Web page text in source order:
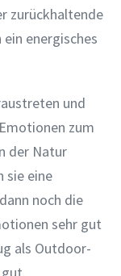
zurückhaltende
energisches
und
zum
der Natur
sie eine
noch die
sehr gut
als Outdoor-